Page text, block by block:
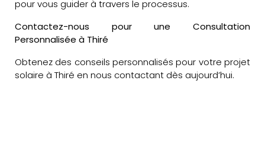
pour vous guider à travers le processus.
Contactez-nous pour une Consultation
Personnalisée à Thiré
Obtenez des conseils personnalisés pour votre projet
solaire à Thiré en nous contactant dès aujourd’hui.